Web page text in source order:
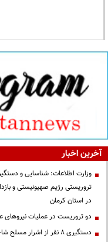
آخرین اخبار
در استان کرمان
دو تروریست در عملیات نیروهای
دستگیری ۸ نفر از اشرار مسلح شاخص و مرتبطین گروهک‌های تروریستی